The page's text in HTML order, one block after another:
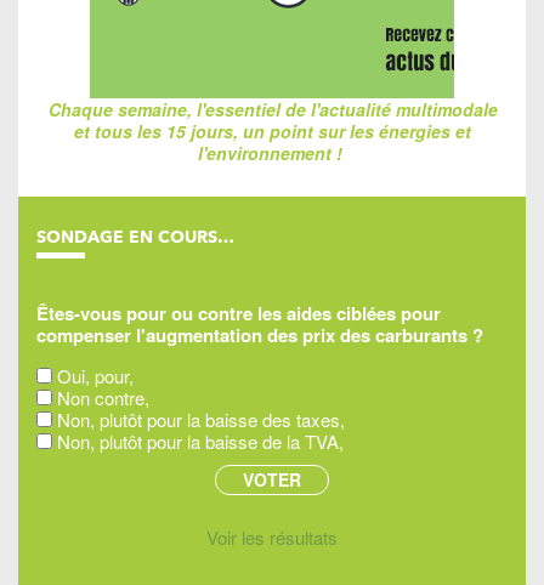
Chaque semaine, l'essentiel de l'actualité multimodale
et tous les 15 jours, un point sur les énergies et
l'environnement !
SONDAGE EN COURS…
Êtes-vous pour ou contre les aides ciblées pour
compenser l'augmentation des prix des carburants ?
Oui, pour,
Non contre,
Non, plutôt pour la baisse des taxes,
Non, plutôt pour la baisse de la TVA,
Voir les résultats